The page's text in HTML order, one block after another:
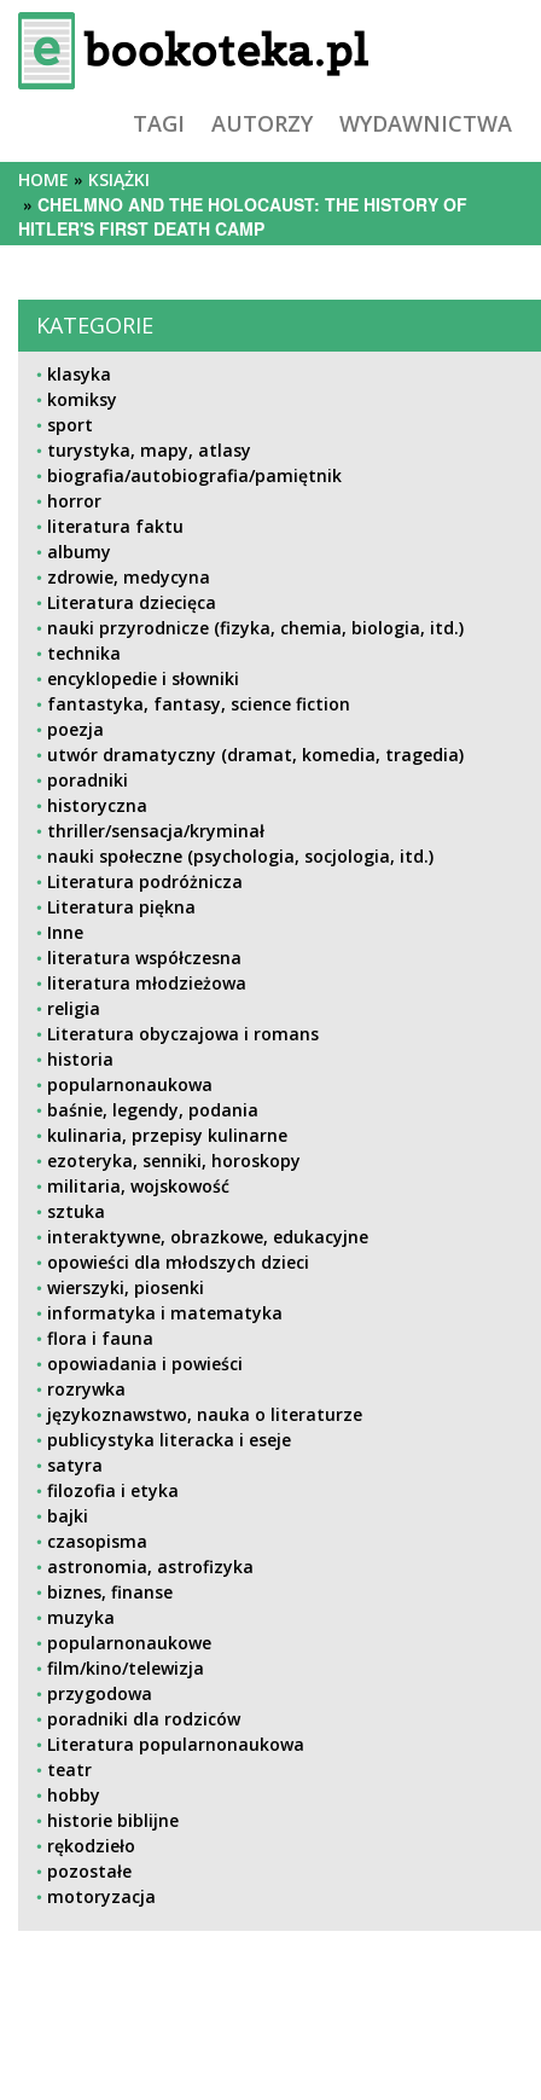
TAGI AUTORZY WYDAWNICTWA
HOME KSIĄŻKI
CHELMNO AND THE HOLOCAUST: THE HISTORY OF
HITLER'S FIRST DEATH CAMP
KATEGORIE
klasyka
komiksy
sport
turystyka, mapy, atlasy
biografia/autobiografia/pamiętnik
horror
literatura faktu
albumy
zdrowie, medycyna
Literatura dziecięca
nauki przyrodnicze (fizyka, chemia, biologia, itd.)
technika
encyklopedie i słowniki
fantastyka, fantasy, science fiction
poezja
utwór dramatyczny (dramat, komedia, tragedia)
poradniki
historyczna
thriller/sensacja/kryminał
nauki społeczne (psychologia, socjologia, itd.)
Literatura podróżnicza
Literatura piękna
Inne
literatura współczesna
literatura młodzieżowa
religia
Literatura obyczajowa i romans
historia
popularnonaukowa
baśnie, legendy, podania
kulinaria, przepisy kulinarne
ezoteryka, senniki, horoskopy
militaria, wojskowość
sztuka
interaktywne, obrazkowe, edukacyjne
opowieści dla młodszych dzieci
wierszyki, piosenki
informatyka i matematyka
flora i fauna
opowiadania i powieści
rozrywka
językoznawstwo, nauka o literaturze
publicystyka literacka i eseje
satyra
filozofia i etyka
bajki
czasopisma
astronomia, astrofizyka
biznes, finanse
muzyka
popularnonaukowe
film/kino/telewizja
przygodowa
poradniki dla rodziców
Literatura popularnonaukowa
teatr
hobby
historie biblijne
rękodzieło
pozostałe
motoryzacja